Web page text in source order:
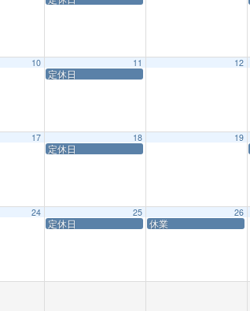
10 11
定休日
12
17 18
定休日
19
24 25
定休日
26
休業